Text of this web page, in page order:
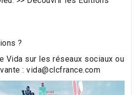
?
Vida sur les réseaux sociaux ou
: vida@clcfrance.com